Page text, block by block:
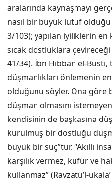
aralarında kaynaşmayı
nasıl bir büyük lutuf
3/103); yapılan iyiliklerin en
sıcak dostluklara
41/34). İbn Hibban el-
düşmanlıkları önlemenin
olduğunu söyler. Ona göre
düşman olmasını
kendisinin de başkasına
kurulmuş bir dostluğu
büyük bir suç”tur. “Akıllı
karşılık vermez, küfür ve
kullanmaz” (Ravzatü’l-